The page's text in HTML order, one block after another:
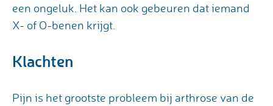
een ongeluk. Het kan ook gebeuren dat iemand
X- of O-benen krijgt.
Klachten
Pijn is het grootste probleem bij arthrose van de